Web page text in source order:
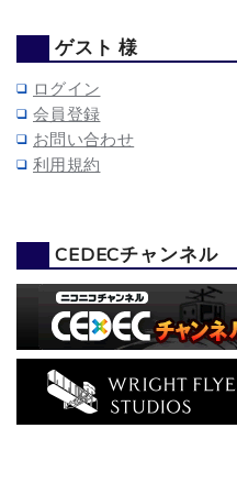
ゲスト 様
ログイン
会員登録
お問い合わせ
利用規約
CEDECチャンネル